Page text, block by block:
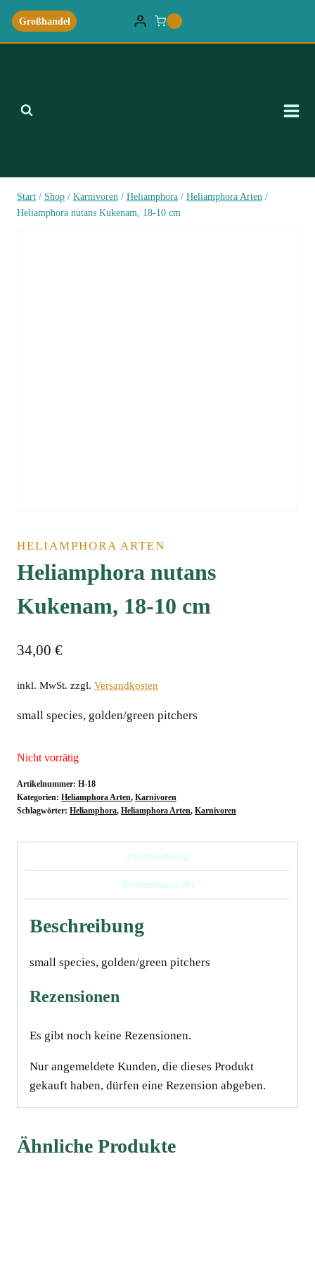
Zum
Inhalt
springen
Großhandel
Start / Shop / Karnivoren / Heliamphora / Heliamphora Arten /
Heliamphora nutans Kukenam, 18-10 cm
HELIAMPHORA ARTEN
Heliamphora nutans
Kukenam, 18-10 cm
34,00 €
inkl. MwSt. zzgl. Versandkosten
small species, golden/green pitchers
Nicht vorrätig
Artikelnummer: H-18
Kategorien: Heliamphora Arten, Karnivoren
Schlagwörter: Heliamphora, Heliamphora Arten, Karnivoren
Beschreibung
Rezensionen (0)
Beschreibung
small species, golden/green pitchers
Rezensionen
Es gibt noch keine Rezensionen.
Nur angemeldete Kunden, die dieses Produkt
gekauft haben, dürfen eine Rezension abgeben.
Ähnliche Produkte